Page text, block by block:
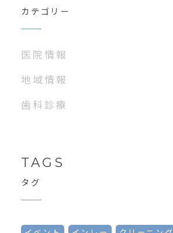
カテゴリー
医院情報
地域情報
歯科診療
TAGS
タグ